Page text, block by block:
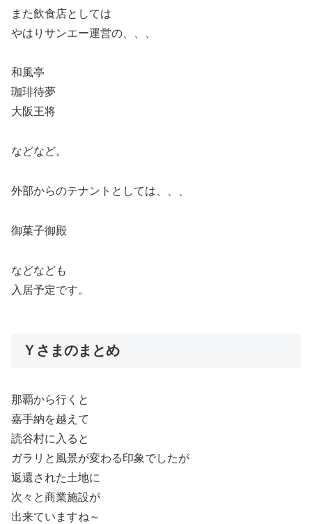
また飲食店としては
やはりサンエー運営の、、、
和風亭
珈琲待夢
大阪王将
などなど。
外部からのテナントとしては、、、
御菓子御殿
などなども
入居予定です。
Ｙさまのまとめ
那覇から行くと
嘉手納を越えて
読谷村に入ると
ガラリと風景が変わる印象でしたが
返還された土地に
次々と商業施設が
出来ていますね～